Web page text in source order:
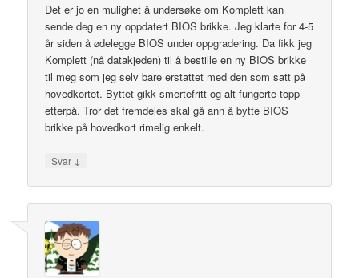
Det er jo en mulighet å undersøke om Komplett kan
sende deg en ny oppdatert BIOS brikke. Jeg klarte for 4-5
år siden å ødelegge BIOS under oppgradering. Da fikk jeg
Komplett (nå datakjeden) til å bestille en ny BIOS brikke
til meg som jeg selv bare erstattet med den som satt på
hovedkortet. Byttet gikk smertefritt og alt fungerte topp
etterpå. Tror det fremdeles skal gå ann å bytte BIOS
brikke på hovedkort rimelig enkelt.
Svar ↓